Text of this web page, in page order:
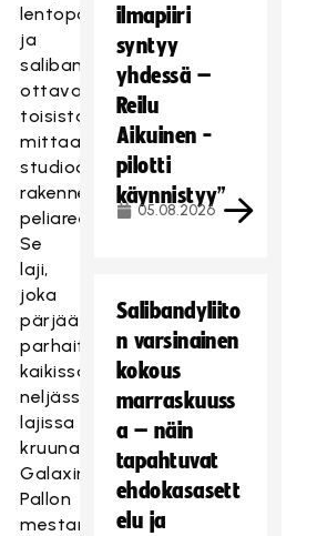
lentopallo
ja
salibandy,
ottavat
toisistaan
mittaa
studioon
rakennetulla
peliareenalla.
Se
laji,
joka
pärjää
parhaiten
kaikissa
neljässä
lajissa
kruunataan
Galaxin
Pallon
mestariksi
ilmapiiri
syntyy
yhdessä –
Reilu
Aikuinen -
pilotti
käynnistyy”
05.08.2026
Salibandyliito
n varsinainen
kokous
marraskuuss
a – näin
tapahtuvat
ehdokasasett
elu ja